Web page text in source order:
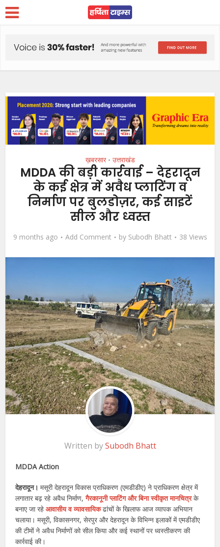
ख़बरसार • उत्तराखंड
MDDA की बड़ी कार्रवाई – देहरादून
के कई क्षेत्र में अवैध प्लाटिंग व
निर्माण पर बुलडोज़र, कई साइटें
सील और ध्वस्त
9 months ago Add Comment by Subodh Bhatt 38 Views
Written bySubodh Bhatt
MDDA Action
देहरादून। मसूरी देहरादून विकास प्राधिकरण (एमडीडीए) ने प्राधिकरण क्षेत्र में
लगातार बढ़ रहे अवैध निर्माण, गैरकानूनी प्लाटिंग और बिना स्वीकृत मानचित्रके
बनाए जा रहेआवासीय व व्यावसायिकढांचों के खिलाफ आज व्यापक अभियान
चलाया। मसूरी, विकासनगर, सेरपुर और देहरादून के विभिन्न इलाकों में एमडीडीए
की टीमों ने अवैध निर्माणों को सील किया और कई स्थानों पर ध्वस्तीकरण की
कार्रवाई की।